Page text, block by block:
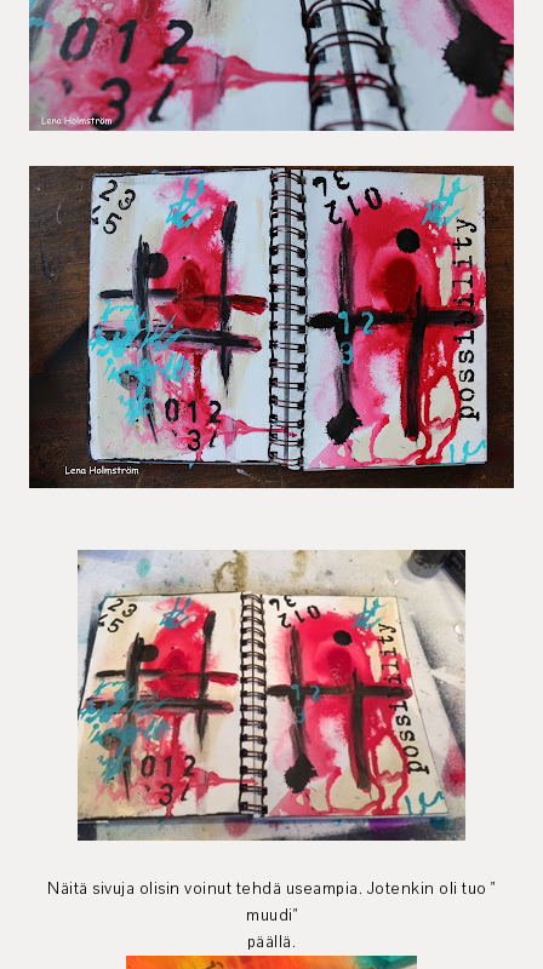
Näitä sivuja olisin voinut tehdä useampia. Jotenkin oli tuo "
muudi"
päällä.